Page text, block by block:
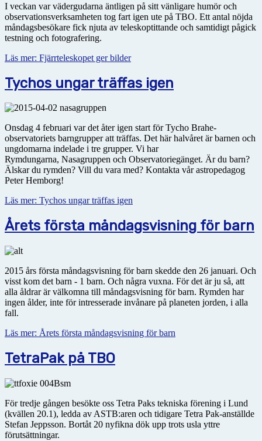
I veckan var vädergudarna äntligen på sitt vänligare humör och
observationsverksamheten tog fart igen ute på TBO. Ett antal nöjda
måndagsbesökare fick njuta av teleskoptittande och samtidigt pågick
testning och fotografering.
Läs mer: Fjärrteleskopet ger bilder
Tychos ungar träffas igen
Onsdag 4 februari var det åter igen start för Tycho Brahe-
observatoriets barngrupper att träffas. Det här halvåret är barnen och
ungdomarna indelade i tre grupper. Vi har
Rymdungarna, Nasagruppen och Observatoriegänget. Är du barn?
Älskar du rymden? Vill du vara med? Kontakta vår astropedagog
Peter Hemborg!
Läs mer: Tychos ungar träffas igen
Årets första måndagsvisning för barn
2015 års första måndagsvisning för barn skedde den 26 januari. Och
visst kom det barn - 1 barn. Och några vuxna. För det är ju så, att
alla åldrar är välkomna till måndagsvisning för barn. Rymden har
ingen ålder, inte för intresserade invånare på planeten jorden, i alla
fall.
Läs mer: Årets första måndagsvisning för barn
TetraPak på TBO
För tredje gången besökte oss Tetra Paks tekniska förening i Lund
(kvällen 20.1), ledda av ASTB:aren och tidigare Tetra Pak-anställde
Stefan Jeppsson. Bortåt 20 nyfikna dök upp trots usla yttre
förutsättningar.